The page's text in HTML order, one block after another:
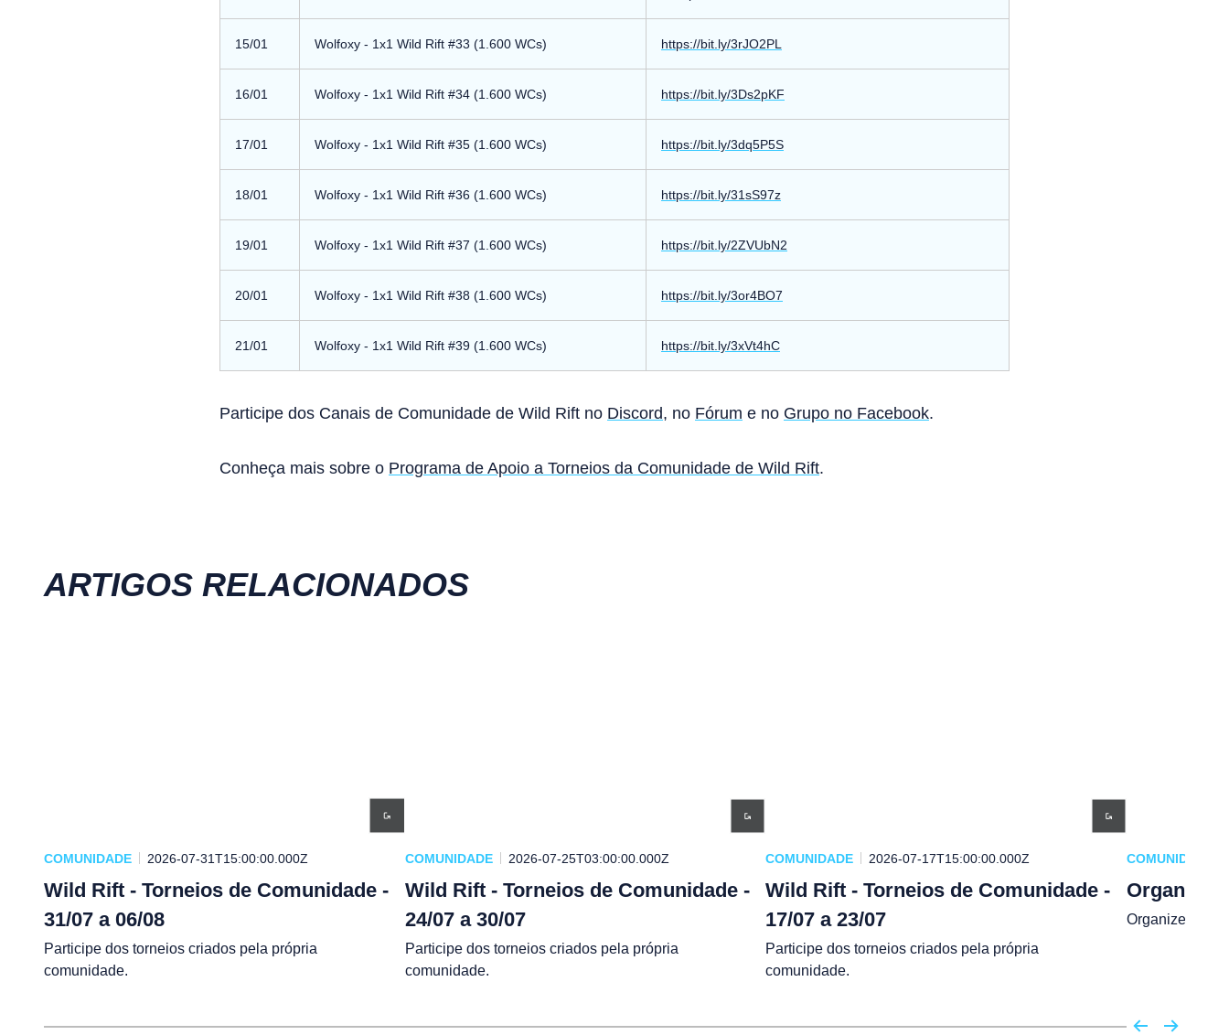
15/01 Wolfoxy - 1x1 Wild Rift #33 (1.600 WCs) https://bit.ly/3rJO2PL
16/01 Wolfoxy - 1x1 Wild Rift #34 (1.600 WCs) https://bit.ly/3Ds2pKF
17/01 Wolfoxy - 1x1 Wild Rift #35 (1.600 WCs) https://bit.ly/3dq5P5S
18/01 Wolfoxy - 1x1 Wild Rift #36 (1.600 WCs) https://bit.ly/31sS97z
19/01 Wolfoxy - 1x1 Wild Rift #37 (1.600 WCs) https://bit.ly/2ZVUbN2
20/01 Wolfoxy - 1x1 Wild Rift #38 (1.600 WCs) https://bit.ly/3or4BO7
21/01 Wolfoxy - 1x1 Wild Rift #39 (1.600 WCs) https://bit.ly/3xVt4hC
Participe dos Canais de Comunidade de Wild Rift no Discord, no Fórum e no Grupo no Facebook.
Conheça mais sobre o Programa de Apoio a Torneios da Comunidade de Wild Rift.
ARTIGOS RELACIONADOS
COMUNIDADE 2026-07-31T15:00:00.000Z
Wild Rift - Torneios de Comunidade -
31/07 a 06/08
Participe dos torneios criados pela própria
comunidade.
COMUNIDADE 2026-07-25T03:00:00.000Z
Wild Rift - Torneios de Comunidade -
24/07 a 30/07
Participe dos torneios criados pela própria
comunidade.
COMUNIDADE 2026-07-17T15:00:00.000Z
Wild Rift - Torneios de Comunidade -
17/07 a 23/07
Participe dos torneios criados pela própria
comunidade.
COMUNIDADE
Organize
Organize